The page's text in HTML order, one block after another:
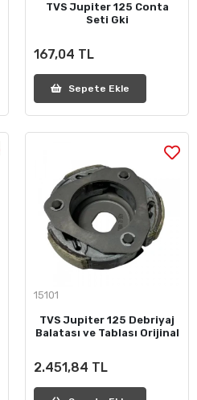
TVS Jupiter 125 Conta
Seti Gki
167,04 TL
Sepete Ekle
15101
TVS Jupiter 125 Debriyaj
Balatası ve Tablası Orijinal
2.451,84 TL